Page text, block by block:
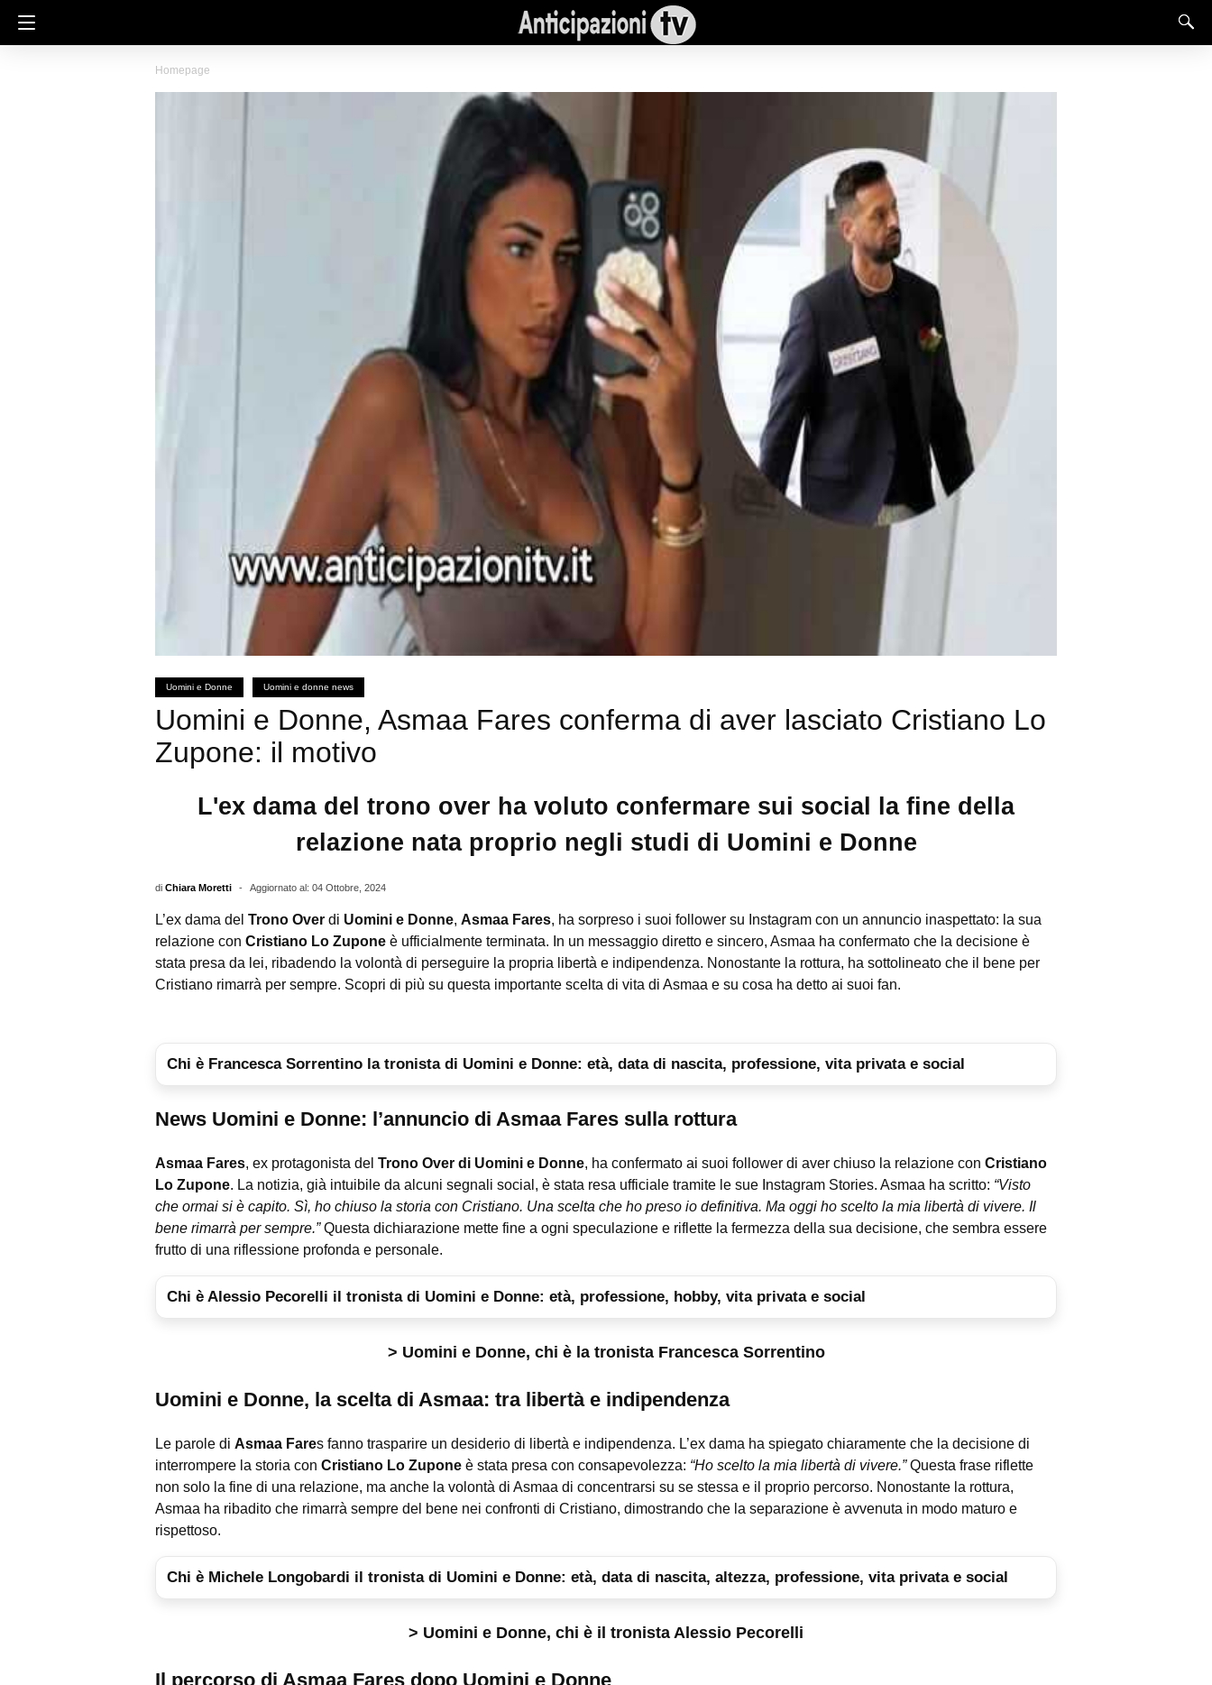
Homepage
Uomini e Donne Uomini e donne news
Uomini e Donne, Asmaa Fares conferma di aver lasciato Cristiano Lo
Zupone: il motivo
L'ex dama del trono over ha voluto confermare sui social la fine della
relazione nata proprio negli studi di Uomini e Donne
di Chiara Moretti - Aggiornato al: 04 Ottobre, 2024
L’ex dama del Trono Over di Uomini e Donne, Asmaa Fares, ha sorpreso i suoi follower su Instagram con un annuncio inaspettato: la sua
relazione con Cristiano Lo Zupone è ufficialmente terminata. In un messaggio diretto e sincero, Asmaa ha confermato che la decisione è
stata presa da lei, ribadendo la volontà di perseguire la propria libertà e indipendenza. Nonostante la rottura, ha sottolineato che il bene per
Cristiano rimarrà per sempre. Scopri di più su questa importante scelta di vita di Asmaa e su cosa ha detto ai suoi fan.
Chi è Francesca Sorrentino la tronista di Uomini e Donne: età, data di nascita, professione, vita privata e social
News Uomini e Donne: l’annuncio di Asmaa Fares sulla rottura
Asmaa Fares, ex protagonista del Trono Over di Uomini e Donne, ha confermato ai suoi follower di aver chiuso la relazione con Cristiano
Lo Zupone. La notizia, già intuibile da alcuni segnali social, è stata resa ufficiale tramite le sue Instagram Stories. Asmaa ha scritto: “Visto
che ormai si è capito. Sì, ho chiuso la storia con Cristiano. Una scelta che ho preso io definitiva. Ma oggi ho scelto la mia libertà di vivere. Il
bene rimarrà per sempre.”Questa dichiarazione mette fine a ogni speculazione e riflette la fermezza della sua decisione, che sembra essere
frutto di una riflessione profonda e personale.
Chi è Alessio Pecorelli il tronista di Uomini e Donne: età, professione, hobby, vita privata e social
> Uomini e Donne, chi è la tronista Francesca Sorrentino
Uomini e Donne, la scelta di Asmaa: tra libertà e indipendenza
Le parole di Asmaa Fares fanno trasparire un desiderio di libertà e indipendenza. L’ex dama ha spiegato chiaramente che la decisione di
interrompere la storia con Cristiano Lo Zupone è stata presa con consapevolezza: “Ho scelto la mia libertà di vivere.”Questa frase riflette
non solo la fine di una relazione, ma anche la volontà di Asmaa di concentrarsi su se stessa e il proprio percorso. Nonostante la rottura,
Asmaa ha ribadito che rimarrà sempre del bene nei confronti di Cristiano, dimostrando che la separazione è avvenuta in modo maturo e
rispettoso.
Chi è Michele Longobardi il tronista di Uomini e Donne: età, data di nascita, altezza, professione, vita privata e social
> Uomini e Donne, chi è il tronista Alessio Pecorelli
Il percorso di Asmaa Fares dopo Uomini e Donne